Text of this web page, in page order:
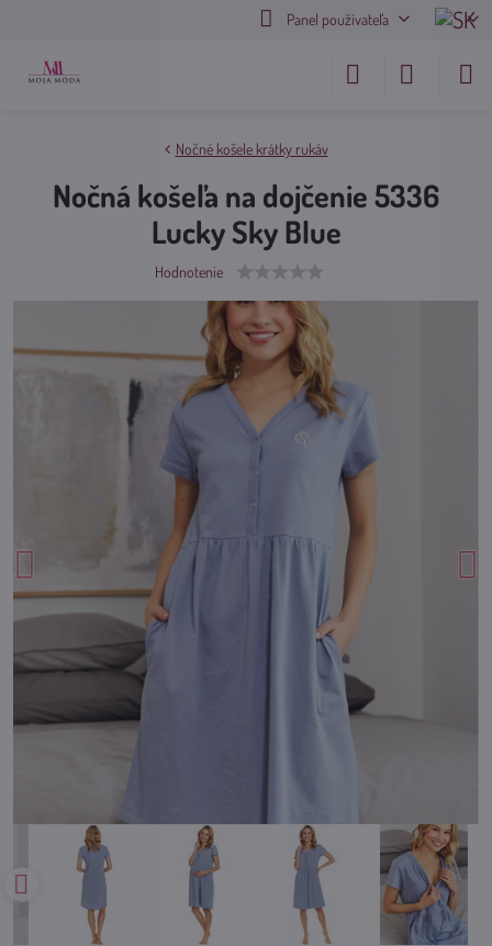
Panel používateľa
Nočné košele krátky rukáv
Nočná košeľa na dojčenie 5336
Lucky Sky Blue
Hodnotenie